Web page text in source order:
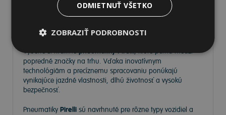
Pneumatiky Pirelli – kvalita a
spoľahlivosť na každej ceste
Vyberte si kvalitnépneumatiky Pirelli, ktoré patria medzi
popredné značky na trhu. Vďaka inovatívnym
technológiám a precíznemu spracovaniu ponúkajú
vynikajúce jazdné vlastnosti, dlhú životnosť a vysokú
bezpečnosť.
Pneumatiky Pirelli sú navrhnuté pre rôzne typy vozidiel a
ODMIETNUŤ VŠETKO
ZOBRAZIŤ PODROBNOSTI